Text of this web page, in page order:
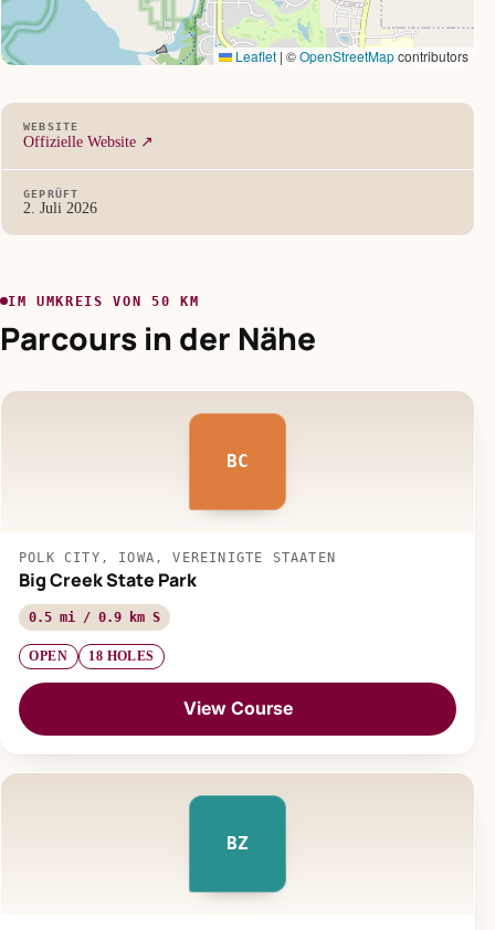
Leaflet | ©OpenStreetMapcontributors
WEBSITE
Offizielle Website ↗
GEPRÜFT
2. Juli 2026
IM UMKREIS VON 50 KM
Parcours in der Nähe
BC
POLK CITY, IOWA, VEREINIGTE STAATEN
Big Creek State Park
0.5 mi / 0.9 km S
OPEN 18 HOLES
View Course
BZ